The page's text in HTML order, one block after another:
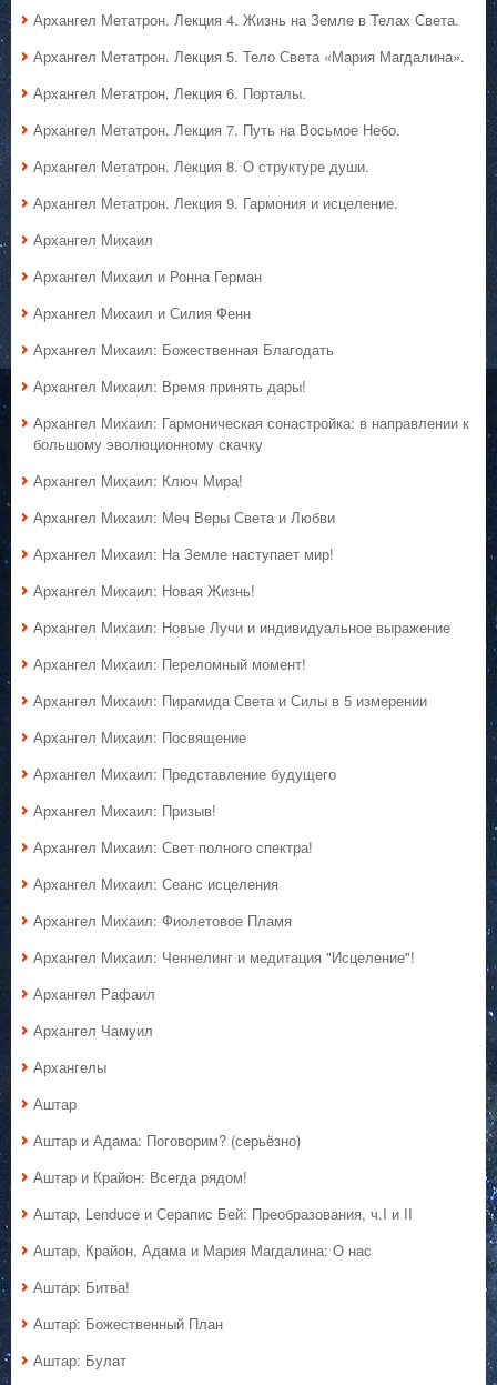
Архангел Метатрон. Лекция 4. Жизнь на Земле в Телах Света.
Архангел Метатрон. Лекция 5. Тело Света «Мария Магдалина».
Архангел Метатрон. Лекция 6. Порталы.
Архангел Метатрон. Лекция 7. Путь на Восьмое Небо.
Архангел Метатрон. Лекция 8. О структуре души.
Архангел Метатрон. Лекция 9. Гармония и исцеление.
Архангел Михаил
Архангел Михаил и Ронна Герман
Архангел Михаил и Силия Фенн
Архангел Михаил: Божественная Благодать
Архангел Михаил: Время принять дары!
Архангел Михаил: Гармоническая сонастройка: в направлении к
большому эволюционному скачку
Архангел Михаил: Ключ Мира!
Архангел Михаил: Меч Веры Света и Любви
Архангел Михаил: На Земле наступает мир!
Архангел Михаил: Новая Жизнь!
Архангел Михаил: Новые Лучи и индивидуальное выражение
Архангел Михаил: Переломный момент!
Архангел Михаил: Пирамида Света и Силы в 5 измерении
Архангел Михаил: Посвящение
Архангел Михаил: Представление будущего
Архангел Михаил: Призыв!
Архангел Михаил: Свет полного спектра!
Архангел Михаил: Сеанс исцеления
Архангел Михаил: Фиолетовое Пламя
Архангел Михаил: Ченнелинг и медитация "Исцеление"!
Архангел Рафаил
Архангел Чамуил
Архангелы
Аштар
Аштар и Адама: Поговорим? (серьёзно)
Аштар и Крайон: Всегда рядом!
Аштар, Lenduce и Серапис Бей: Преобразования, ч.I и II
Аштар, Крайон, Адама и Мария Магдалина: О нас
Аштар: Битва!
Аштар: Божественный План
Аштар: Булат